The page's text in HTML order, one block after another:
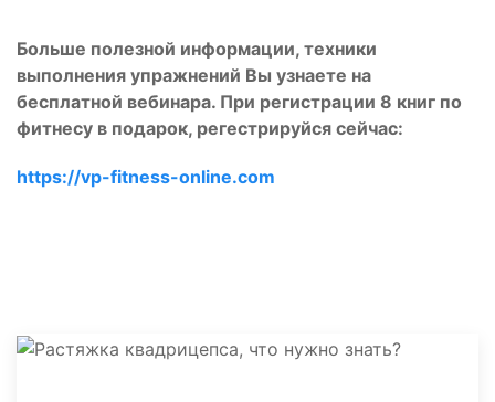
Больше полезной информации, техники
выполнения упражнений Вы узнаете на
бесплатной вебинара. При регистрации 8 книг по
фитнесу в подарок, регестрируйся сейчас:
https://vp-fitness-online.com